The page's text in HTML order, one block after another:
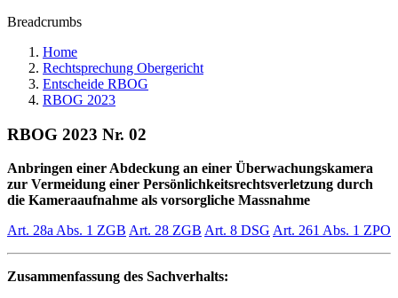
Breadcrumbs
Home
Rechtsprechung Obergericht
Entscheide RBOG
RBOG 2023
RBOG 2023 Nr. 02
Anbringen einer Abdeckung an einer Überwachungskamera
zur Vermeidung einer Persönlichkeitsrechtsverletzung durch
die Kameraaufnahme als vorsorgliche Massnahme
Art. 28a Abs. 1 ZGB Art. 28 ZGB Art. 8 DSG Art. 261 Abs. 1 ZPO
Zusammenfassung des Sachverhalts: